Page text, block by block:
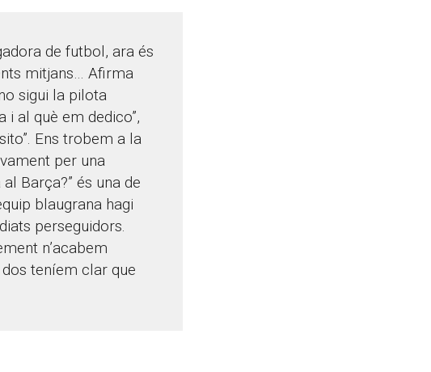
de futbol, ara és
mitjans… Afirma
sigui la pilota
i al què em dedico”,
Ens trobem a la
per una
Barça?” és una de
blaugrana hagi
perseguidors.
n’acabem
teníem clar que